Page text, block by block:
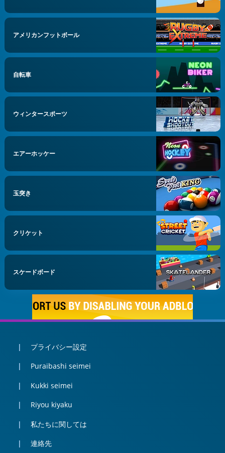
アメリカンフットボール
自転車
ウィンタースポーツ
エアーホッケー
玉突き
クリケット
スケードボード
プライバシー設定
Puraibashi seimei
Kukki seimei
Riyou kiyaku
私たちに関しては
連絡先